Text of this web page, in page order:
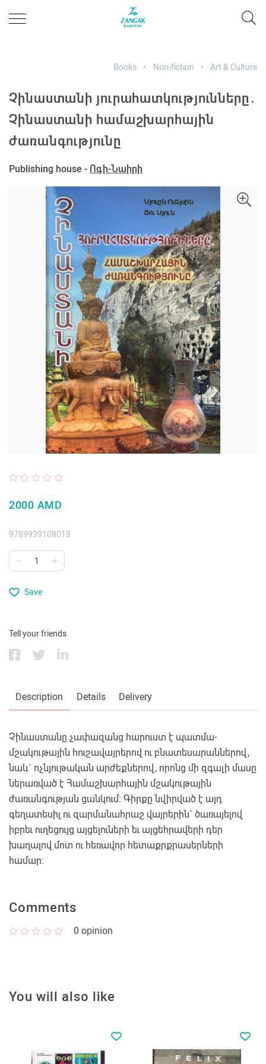
Books Non-fiction Art & Culture
Չինաստանի յուրահատկությունները․
Չինաստանի համաշխարհային
ժառանգությունը
Publishing house - Ոգի-Նաիրի
2000 AMD
9789939108018
Save
Tell your friends
Description Details Delivery
Չինաստանը չափազանց հարուստ է պատմա-
մշակութային հուշավայրերով ու բնատեսարաններով,
նաև` ոչնյութական արժեքներով, որոնց մի զգալի մասը
ներառված է Համաշխարհային մշակութային
ժառանգության ցանկում: Գիրքը նվիրված է այդ
գեղատեսիլ ու զարմանահրաշ վայրերին` ծառայելով
իբրեւ ուղեցույց այցելուների եւ այցեհրավերի դեր
խաղալով մոտ ու հեռավոր հետաքրքրասերների
համար:
Comments
0 opinion
You will also like